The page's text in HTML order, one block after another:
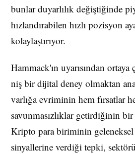
bunlar duyarlılık değiştiğinde
hızlandırabilen hızlı pozisyon
kolaylaştırıyor.
Hammack'ın uyarısından
niş bir dijital deney olmaktan
varlığa evriminin hem fırsatlar
savunmasızlıklar getirdiğinin bir
Kripto para biriminin geleneksel
sinyallerine verdiği tepki,